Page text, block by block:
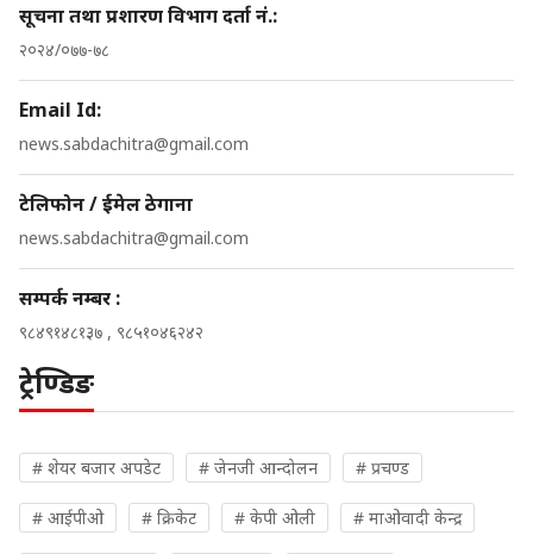
सूचना तथा प्रशारण विभाग दर्ता नं.:
२०२४/०७७-७८
Email Id:
news.sabdachitra@gmail.com
टेलिफोन / ईमेल ठेगाना
news.sabdachitra@gmail.com
सम्पर्क नम्बर :
९८४९१४८१३७ , ९८५१०४६२४२
ट्रेण्डिङ
# शेयर बजार अपडेट # जेनजी आन्दोलन # प्रचण्ड
# आईपीओ # क्रिकेट # केपी ओली # माओवादी केन्द्र